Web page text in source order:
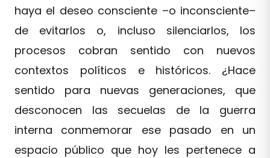
haya el deseo consciente –o inconsciente–
de evitarlos o, incluso silenciarlos, los
procesos cobran sentido con nuevos
contextos políticos e históricos. ¿Hace
sentido para nuevas generaciones, que
desconocen las secuelas de la guerra
interna conmemorar ese pasado en un
espacio público que hoy les pertenece a